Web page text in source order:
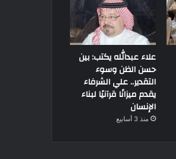
علاء عبدالله يكتب: بين
حسن الظن وسوء
التقدير.. علي الشرفاء
يقدم ميزانًا قرآنيًا لبناء
الإنسان
منذ 3 أسابيع